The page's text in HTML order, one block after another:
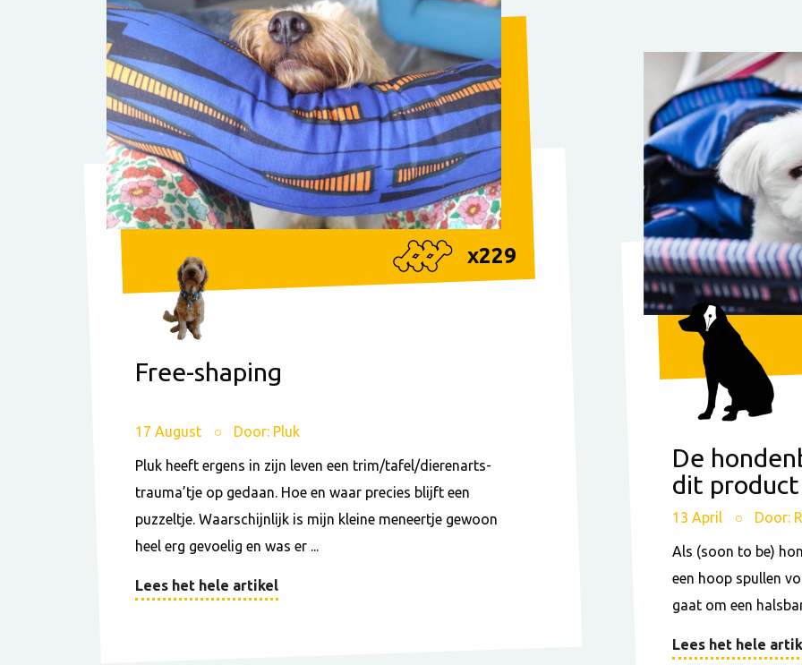
x229
Free-shaping
17 August Door: Pluk
Pluk heeft ergens in zijn leven een trim/tafel/dierenarts-
trauma’tje op gedaan. Hoe en waar precies blijft een
puzzeltje. Waarschijnlijk is mijn kleine meneertje gewoon
heel erg gevoelig en was er ...
Lees het hele artikel
De
dit
13 April Door:
Als (soon to be)
een hoop spullen
gaat om een
Lees het hele